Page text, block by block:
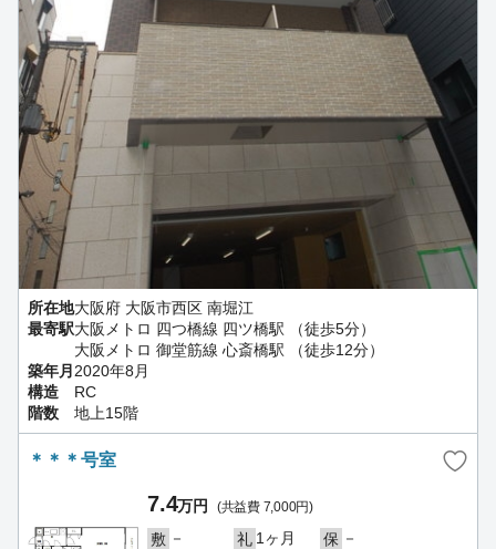
所在地大阪府 大阪市西区 南堀江
最寄駅大阪メトロ 四つ橋線 四ツ橋駅 （徒歩5分）
大阪メトロ 御堂筋線 心斎橋駅 （徒歩12分）
築年月 2020年8月
構造
RC
階数
地上15階
＊＊＊号室
7.4万円 (共益費 7,000円)
敷 － 礼 1ヶ月 保 －